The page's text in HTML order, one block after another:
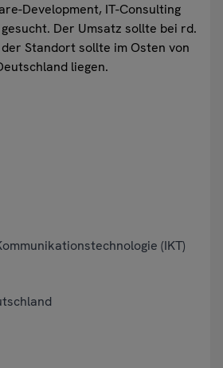
Development, IT-Consulting
Der Umsatz sollte bei rd.
der Standort sollte im Osten von
liegen.
(IKT)